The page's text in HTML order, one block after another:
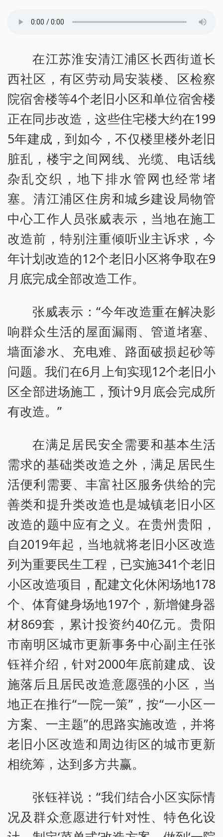
在江苏淮安清江浦区长西街道长
西社区，有区劳动局安装楼、区检察
院宿舍楼等4个老旧小区和单位宿舍楼
正在同步改造，这些住宅楼大约在199
5年建成，到如今，不仅楼里楼外老旧
脏乱，楼宇之间网线、光缆、电话线
杂乱交织，地下排水管网也经常堵
塞。清江浦区住房和城乡建设局物管
中心工作人员张威表示，当地在施工
改造前，特别注重倾听业主诉求，今
年计划改造的12个老旧小区将争取在9
月底完成全部改造工作。
张威表示：“今年改造重在解决影
响群众生活的屋面漏雨、管道堵塞、
墙面渗水、充电难、路面破损起砂等
问题。我们在6月上旬实现12个老旧小
区全部进场施工，预计9月底会完成所
有改造。”
在满足居民安全需要和基本生活
需求的基础类改造之外，满足居民生
活便利需要、丰富社区服务供给的完
善类和提升类改造也是城镇老旧小区
改造的题中应有之义。在贵州贵阳，
自2019年起，当地就将老旧小区改造
列为重要民生工程，已实施341个老旧
小区改造项目，配建文化休闲场地178
个、体育健身场地197个，新增健身器
材869套，累计投资约40亿元。贵阳
市南明区城市更新事务中心副主任张
钰祥介绍，针对2000年底前建成、设
施落后且居民改造意愿强的小区，当
地正在推行“一院一策”，按“一小区一
方案、一主题”的思路实施改造，并将
老旧小区改造和周边街区的城市更新
相统筹，达到多方共赢。
张钰祥说：“我们结合小区实际情
况及群众意愿进行针对性、特色化设